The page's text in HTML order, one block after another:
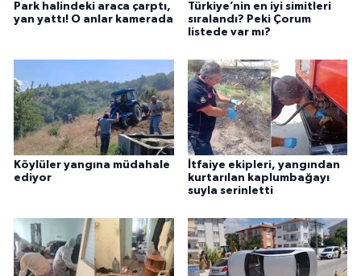
Park halindeki araca çarptı,
yan yattı! O anlar kamerada
Türkiye’nin en iyi simitleri
sıralandı? Peki Çorum
listede var mı?
Köylüler yangına müdahale
ediyor
İtfaiye ekipleri, yangından
kurtarılan kaplumbağayı
suyla serinletti